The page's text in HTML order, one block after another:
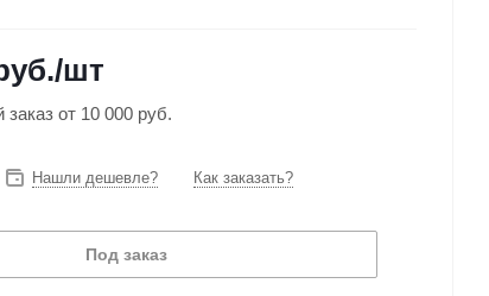
/шт
от 10 000 руб.
Нашли дешевле? Как заказать?
Под заказ